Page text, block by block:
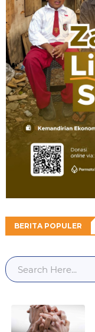
BERITA POPULER